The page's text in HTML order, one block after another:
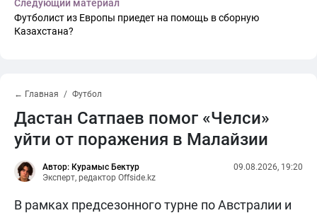
Следующий материал
Футболист из Европы приедет на помощь в сборную
Казахстана?
← Главная Футбол
Дастан Сатпаев помог «Челси»
уйти от поражения в Малайзии
Автор: Курамыс Бектур
Эксперт, редактор Offside.kz
09.08.2026, 19:20
В рамках предсезонного турне по Австралии и